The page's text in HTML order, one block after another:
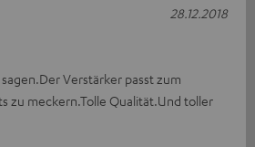
Verstärker passt zum
zu meckern.Tolle Qualität.Und toller
28.12.2018